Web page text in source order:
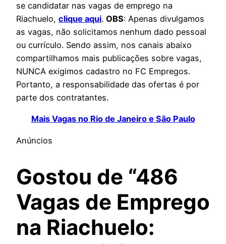
se candidatar nas vagas de emprego na
Riachuelo, clique aqui. OBS: Apenas divulgamos
as vagas, não solicitamos nenhum dado pessoal
ou currículo. Sendo assim, nos canais abaixo
compartilhamos mais publicações sobre vagas,
NUNCA exigimos cadastro no FC Empregos.
Portanto, a responsabilidade das ofertas é por
parte dos contratantes.
Mais Vagas no Rio de Janeiro e São Paulo
Anúncios
Gostou de “486
Vagas de Emprego
na Riachuelo: